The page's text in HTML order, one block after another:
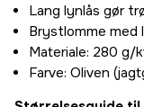
Lang lynlås gør
Brystlomme med
Materiale: 280 g/
Farve: Oliven